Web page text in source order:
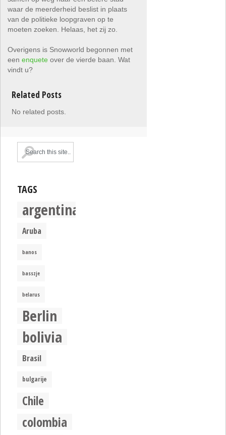
waar de meerderheid beslist in plaats
van de politieke loopgraven op te
moeten zoeken. Helaas, het zij zo.
Overigens is Snowworld begonnen met
eenenqueteover de vierde baan. Wat
vindt u?
Related Posts
No related posts.
TAGS
argentina
Aruba
banos
basszje
belarus
Berlin
bolivia
Brasil
bulgarije
Chile
colombia